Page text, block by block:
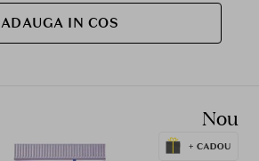
ADAUGA IN COS
Nou